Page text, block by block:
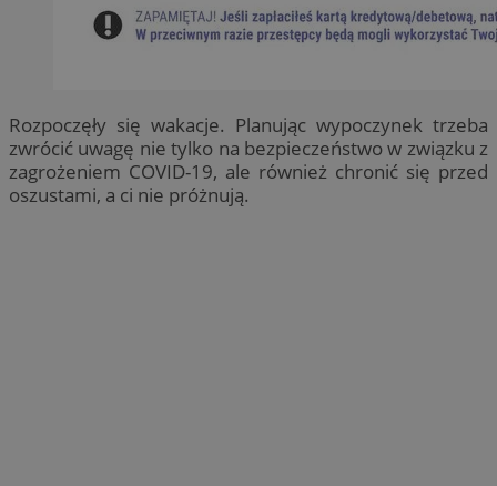
Rozpoczęły się wakacje. Planując wypoczynek trzeba
zwrócić uwagę nie tylko na bezpieczeństwo w związku z
zagrożeniem COVID-19, ale również chronić się przed
oszustami, a ci nie próżnują.